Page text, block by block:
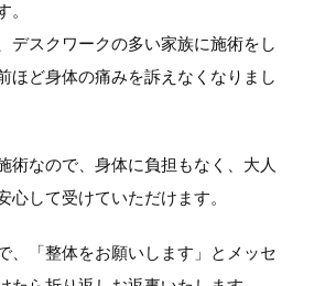
。
デスクワークの多い家族に施術をし
ほど身体の痛みを訴えなくなりまし
術なので、身体に負担もなく、大人
心して受けていただけます。
、「整体をお願いします」とメッセ